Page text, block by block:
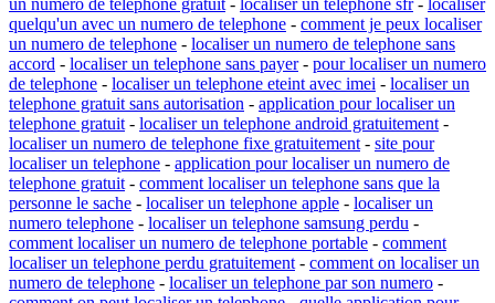
quelqu'un avec un numero de telephone - comment je peux localiser
un numero de telephone - localiser un numero de telephone sans
accord - localiser un telephone sans payer- pour localiser un numero
de telephone - localiser un telephone eteint avec imei - localiser un
telephone gratuit sans autorisation - application pour localiser un
telephone gratuit - localiser un telephone android gratuitement -
localiser un numero de telephone fixe gratuitement - site pour
localiser un telephone - application pour localiser un numero de
telephone gratuit - comment localiser un telephone sans que la
personne le sache - localiser un telephone apple - localiser un
numero telephone - localiser un telephone samsung perdu -
comment localiser un numero de telephone portable - comment
localiser un telephone perdu gratuitement - comment on localiser un
numero de telephone - localiser un telephone par son numero -